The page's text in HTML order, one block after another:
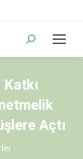
Search:
Katkı
Açtı